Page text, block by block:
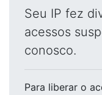
Seu IP fez
acessos
conosco.
Para liberar o